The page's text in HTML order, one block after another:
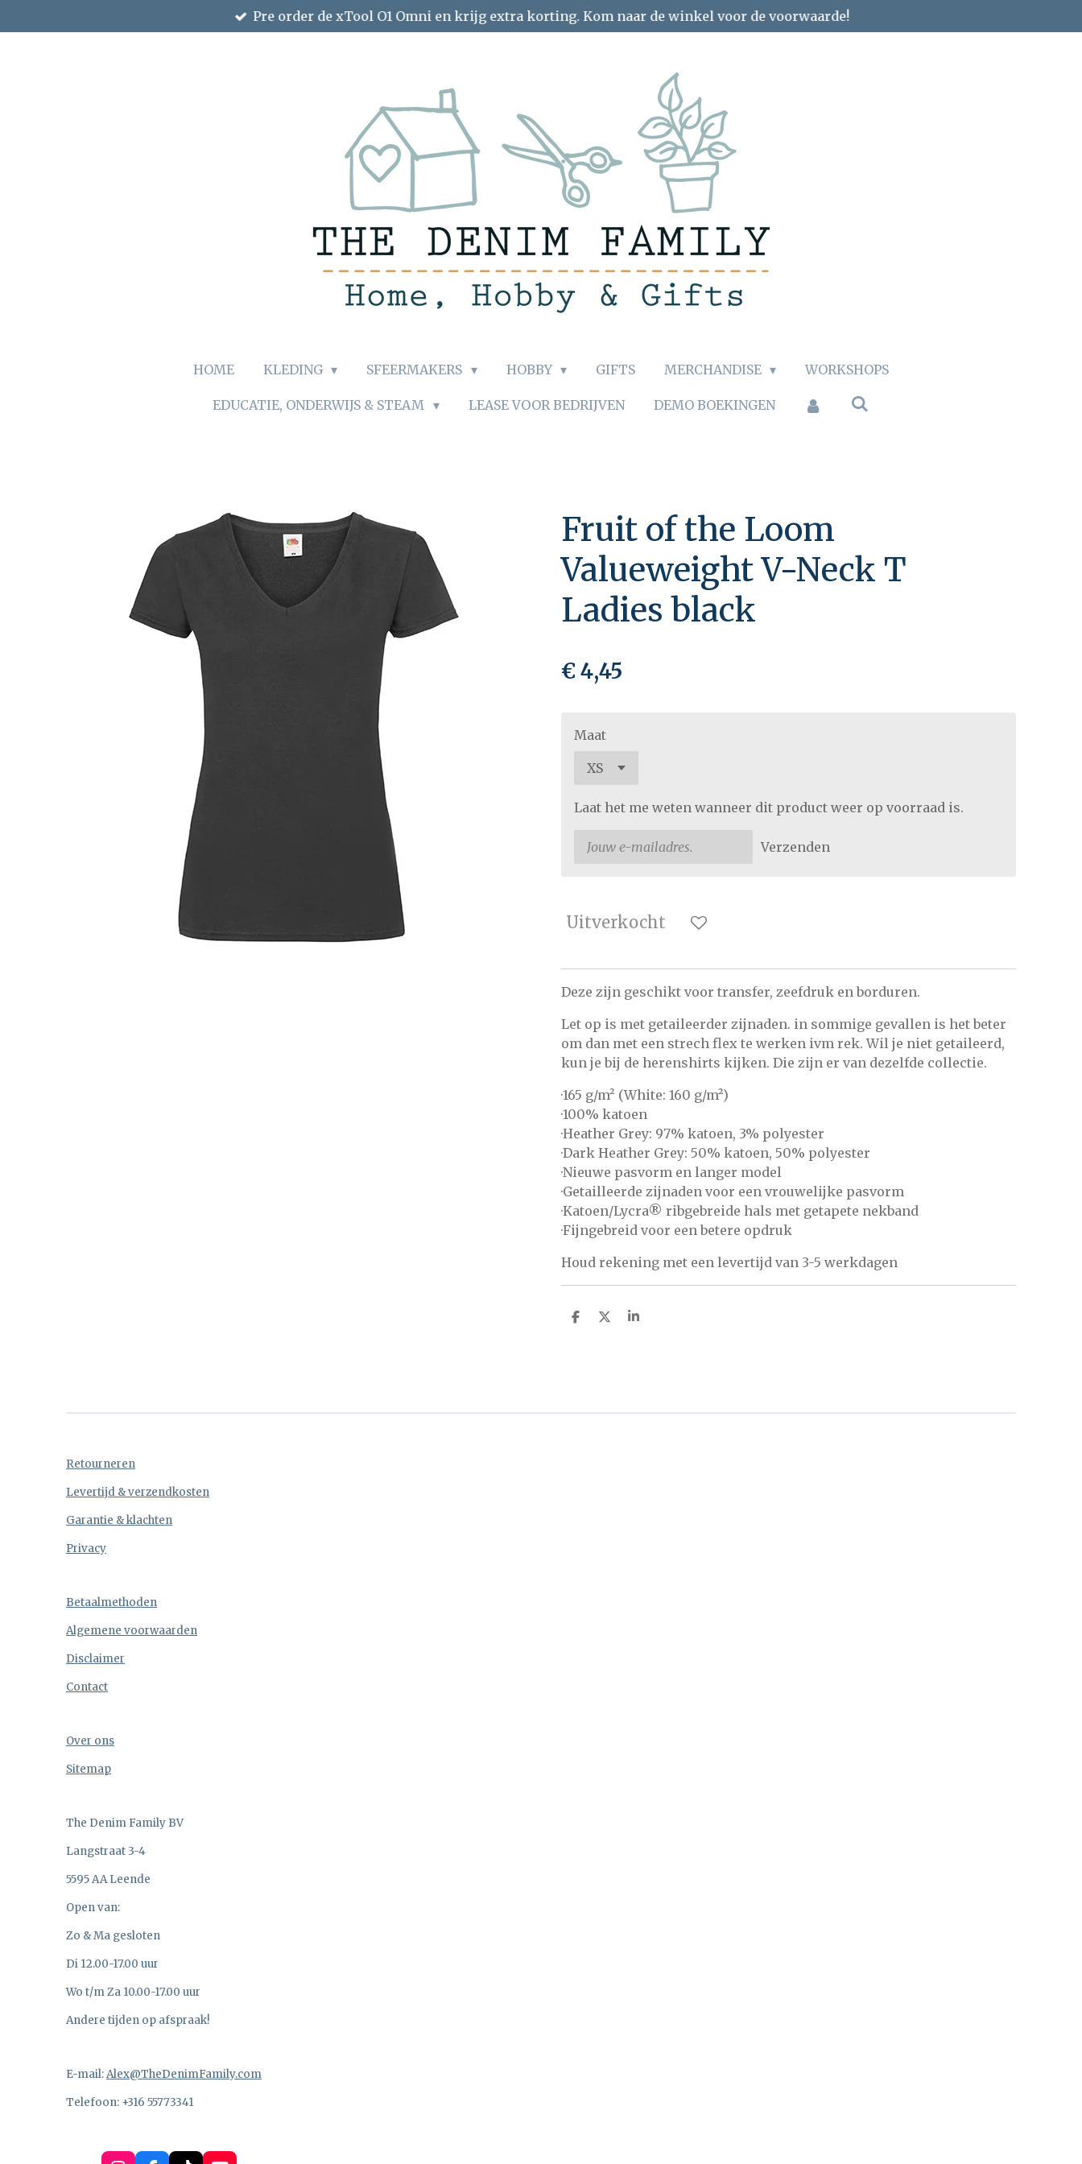
direct
Pre order de xTool O1 Omni en krijg extra korting. Kom naar de winkel voor de voorwaarde!
HOME KLEDING SFEERMAKERS HOBBY GIFTS MERCHANDISE WORKSHOPS
EDUCATIE, ONDERWIJS & STEAM LEASE VOOR BEDRIJVEN DEMO BOEKINGEN
Fruit of the Loom
Valueweight V-Neck T
Ladies black
€ 4,45
Maat
Laat het me weten wanneer dit product weer op voorraad is.
Verzenden
Uitverkocht
Deze zijn geschikt voor transfer, zeefdruk en borduren.
Let op is met getaileerder zijnaden. in sommige gevallen is het beter
om dan met een strech flex te werken ivm rek. Wil je niet getaileerd,
kun je bij de herenshirts kijken. Die zijn er van dezelfde collectie.
·165 g/m² (White: 160 g/m²)
·100% katoen
·Heather Grey: 97% katoen, 3% polyester
·Dark Heather Grey: 50% katoen, 50% polyester
·Nieuwe pasvorm en langer model
·Getailleerde zijnaden voor een vrouwelijke pasvorm
·Katoen/Lycra® ribgebreide hals met getapete nekband
·Fijngebreid voor een betere opdruk
Houd rekening met een levertijd van 3-5 werkdagen
D
D
S
Retourneren
Levertijd & verzendkosten
Garantie & klachten
Privacy
Betaalmethoden
Algemene voorwaarden
Disclaimer
Contact
Over ons
Sitemap
The Denim Family BV
Langstraat 3-4
5595 AA Leende
Open van:
Zo & Ma gesloten
Di 12.00-17.00 uur
Wo t/m Za 10.00-17.00 uur
Andere tijden op afspraak!
E-mail:Alex@TheDenimFamily.com
Telefoon: +316 55773341